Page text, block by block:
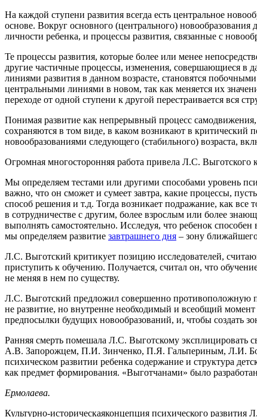
На каждой ступени развития всегда есть центральное
основе. Вокруг основного (центрального)
личности ребенка, и процессы развития, связанные с
Те процессы развития, которые более или менее
другие частичные процессы, изменения, совершающиеся в
линиями развития в данном возрасте, становятся
центральными линиями в новом, так как меняется их
переходе от одной ступени к другой перестраивается вся
Понимая развитие как непрерывный процесс
сохраняются в том виде, в каком возникают в критический
новообразованиями следующего (стабильного) возраста,
Огромная многосторонняя работа привела Л.С. Выготского
Мы определяем тестами или другими способами уровень
важно, что он сможет и сумеет завтра, какие процессы,
способ решения и т.д. Тогда возникает подражание, как
в сотрудничестве с другим, более взрослым или более
выполнять самостоятельно. Исследуя, что ребенок
мы определяем развитие завтрашнего дня – зону
Л.С. Выготский критикует позицию исследователей,
приступить к обучению. Получается, считал он, что
не меняя в нем по существу.
Л.С. Выготский предложил совершенно противоположную
не развитие, но внутренне необходимый и всеобщий момент
предпосылки будущих новообразований, и, чтобы создать
Ранняя смерть помешала Л.С. Выготскому эксплицировать
А.В. Запорожцем, П.И. Зинченко, П.Я. Гальпериным, Л.И.
психическом развитии ребенка содержание и структура
как предмет формирования. «Выготчанами» было
Ермолаева.
Культурно-историческаяконцепция психического развития